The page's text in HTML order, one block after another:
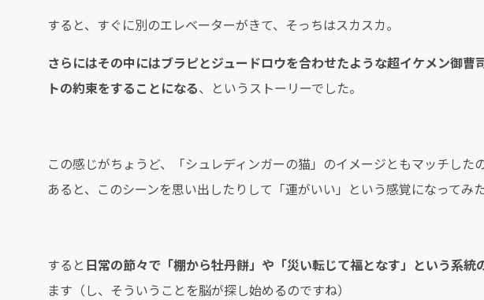
すると、すぐに別のエレベーターがきて、そっちはスカスカ。
さらにはその中にはブラピとジュードロウを合わせたような超イケメン御曹
トの約束をすることになる、というストーリーでした。
この感じがちょうど、「シュレディンガーの猫」のイメージともマッチした
あると、このシーンを思い出したりして「運がいい」という感覚になってみ
すると 日常の節々で 「棚から牡丹餅」や「災い転じて福となす」という系
ます（し、そういうことを脳が探し始めるのですね）